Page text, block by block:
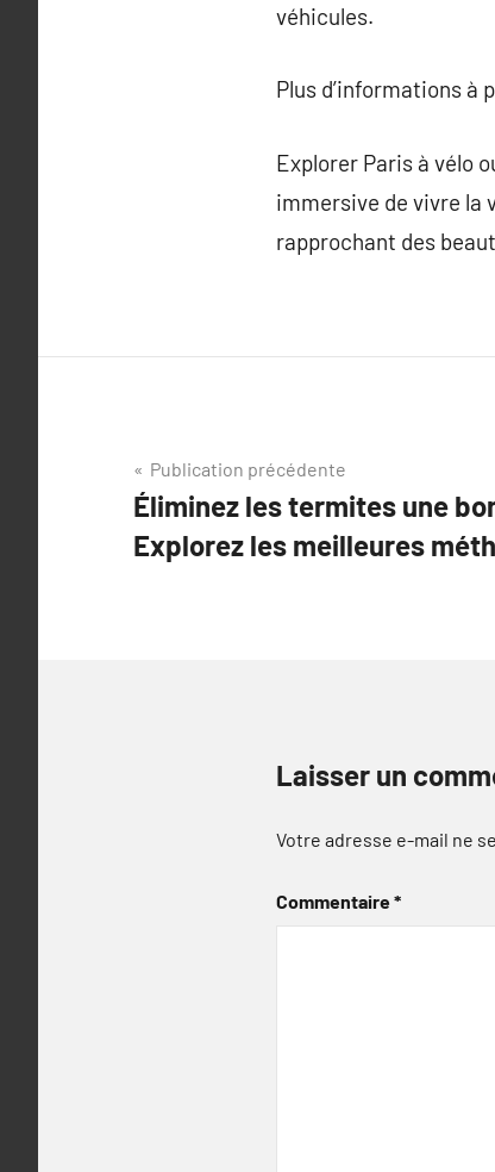
véhicules.
Plus d’informations à
Explorer Paris à vélo
immersive de vivre la
rapprochant des
Navigation
de
l’article
Publication précédente
Éliminez les termites une
Explorez les meilleures
Laisser un
Votre adresse e-mail ne
Commentaire*